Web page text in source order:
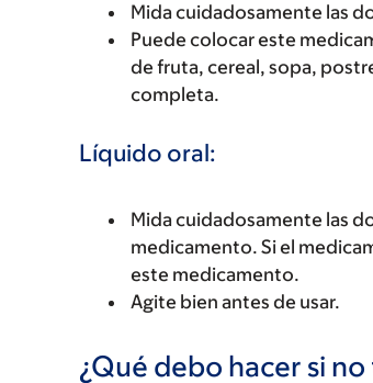
Mida cuidadosamente las
Puede colocar este
de fruta, cereal, sopa,
completa.
Líquido oral:
Mida cuidadosamente las
medicamento. Si el
este medicamento.
Agite bien antes de usar.
¿Qué debo hacer si